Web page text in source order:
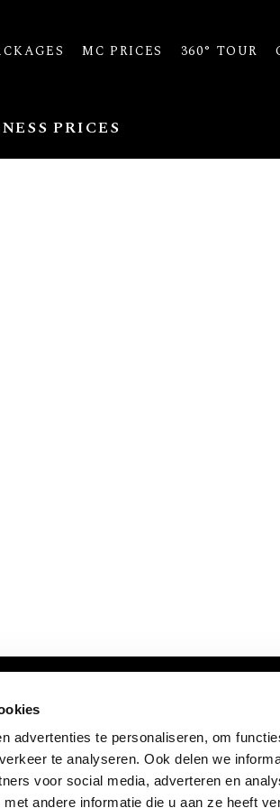
advertenties te personaliseren, om
te analyseren. Ook delen we
voor social media, adverteren en
andere informatie die u aan ze heeft
MC PRICES 360° TOUR
PRICES